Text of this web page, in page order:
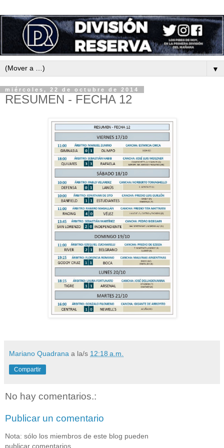
▼
miércoles, 22 de octubre de 2014
RESUMEN - FECHA 12
Mariano Quadrana a la/s 12:18 a.m.
Compartir
No hay comentarios.:
Publicar un comentario
Nota: sólo los miembros de este blog pueden
publicar comentarios.